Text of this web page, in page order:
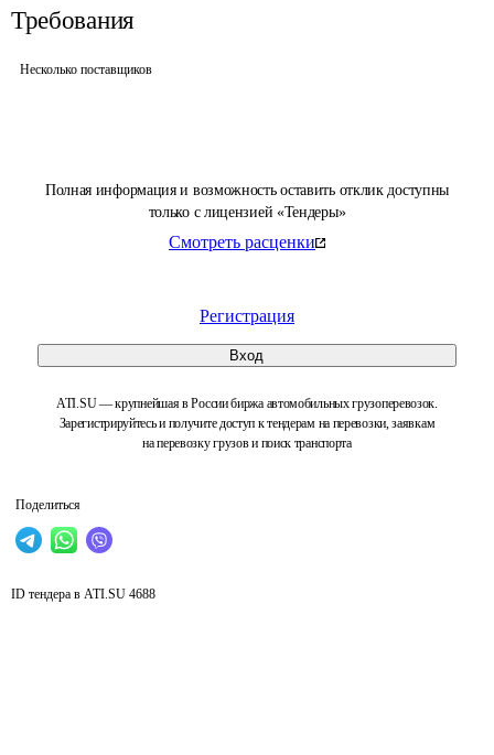
Полная информация и возможность оставить отклик доступны
только с лицензией «Тендеры»
Смотреть расценки
Регистрация
Вход
ATI.SU — крупнейшая в России биржа автомобильных грузоперевозок.
Зарегистрируйтесь и получите доступ к тендерам на перевозки, заявкам
на перевозку грузов и поиск транспорта
Поделиться
Требования
Несколько поставщиков
ID тендера в ATI.SU 4688